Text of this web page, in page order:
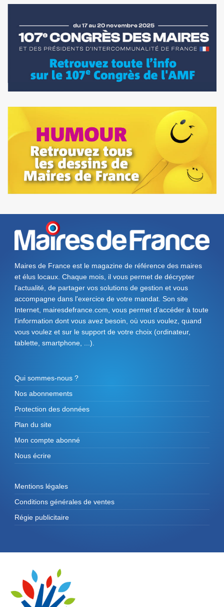
Maires de France est le magazine de référence des maires
et élus locaux. Chaque mois, il vous permet de décrypter
l'actualité, de partager vos solutions de gestion et vous
accompagne dans l'exercice de votre mandat. Son site
Internet, mairesdefrance.com, vous permet d’accéder à toute
l'information dont vous avez besoin, où vous voulez, quand
vous voulez et sur le support de votre choix (ordinateur,
tablette, smartphone, ...).
Qui sommes-nous ?
Nos abonnements
Protection des données
Plan du site
Mon compte abonné
Nous écrire
Mentions légales
Conditions générales de ventes
Régie publicitaire